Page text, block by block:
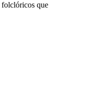
folclóricos que